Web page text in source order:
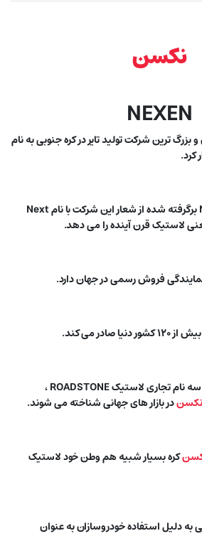
نکسن
NEXEN
اولین و بزرگ ترین شرکت تولید تایر در کره جنوبی به نام
کرد.
NEXEN برگرفته شده از شعار این شرکت با نام Next
صادر می کند.
با سه نام تجاری لاستیک ROADSTONE ،
نکسندر بازار های جهانی شناخته می شوند.
کره بسیار شبیه هم وطن خود لاستیک
به دلیل استفاده خودروسازان به عنوان